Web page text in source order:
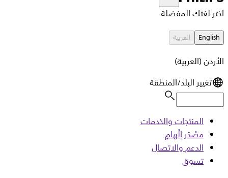
اختر لغتك المفضلة
English العربية
الأردن (العربية)
تغيير البلد/المنطقة
المنتجات والخدمات
مَصْدَر إلْهامٍ
الدعم والاتصال
تسوق